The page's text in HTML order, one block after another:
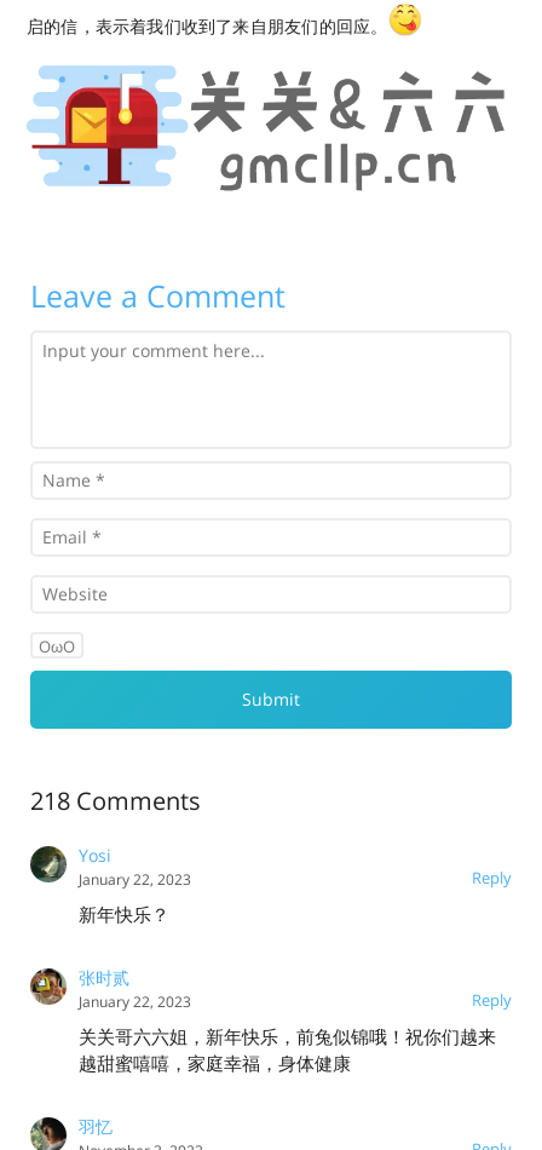
启的信，表示着我们收到了来自朋友们的回应。
Leave a Comment
OωO
218 Comments
Yosi
Reply
January 22, 2023
新年快乐？
张时贰
Reply
January 22, 2023
关关哥六六姐，新年快乐，前兔似锦哦！祝你们越来
越甜蜜嘻嘻，家庭幸福，身体健康
羽忆